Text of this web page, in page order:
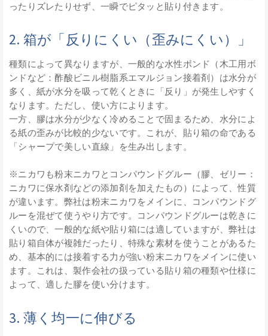
ったりズレたりせず、一瞬でピタッと貼り付きます。
2. 箱が「反りにくい（歪みにくい）」
種類によって異なりますが、一般的な水性ボンド（木工用ボ
ンドなど：酢酸ビニル樹脂系エマルジョン接着剤）は水分が
多く、紙が水分を吸って乾くときに「反り」が発生しやすく
なります。ただし、使い方によります。
一方、膠は水分が少なく冷めることで固まるため、水分によ
る紙の歪みが比較的少ないです。これが、貼り箱の命である
「シャープで美しい直線」を生み出します。
※ニカワも粉末ニカワとコンパウンドグルー（膠、ゼリー：
ニカワに保水剤などの添加剤を加えたもの）によって、性質
が違います。弊社は粉末ニカワをメインに、コンパウンドグ
ルーを混ぜて使うやり方です。コンパウンドグルーは乾きに
くいので、一般的な紙や貼り箱には適していますが、弊社は
貼り箱自体が複雑だったり、特殊な素材を使うことがあるた
め、基本的には接着する力が強い粉末ニカワをメインに使い
ます。これは、製作会社の扱っている貼り箱の種類や仕様に
よって、適した膠を使い分けます。
3. 薄く均一に伸びる